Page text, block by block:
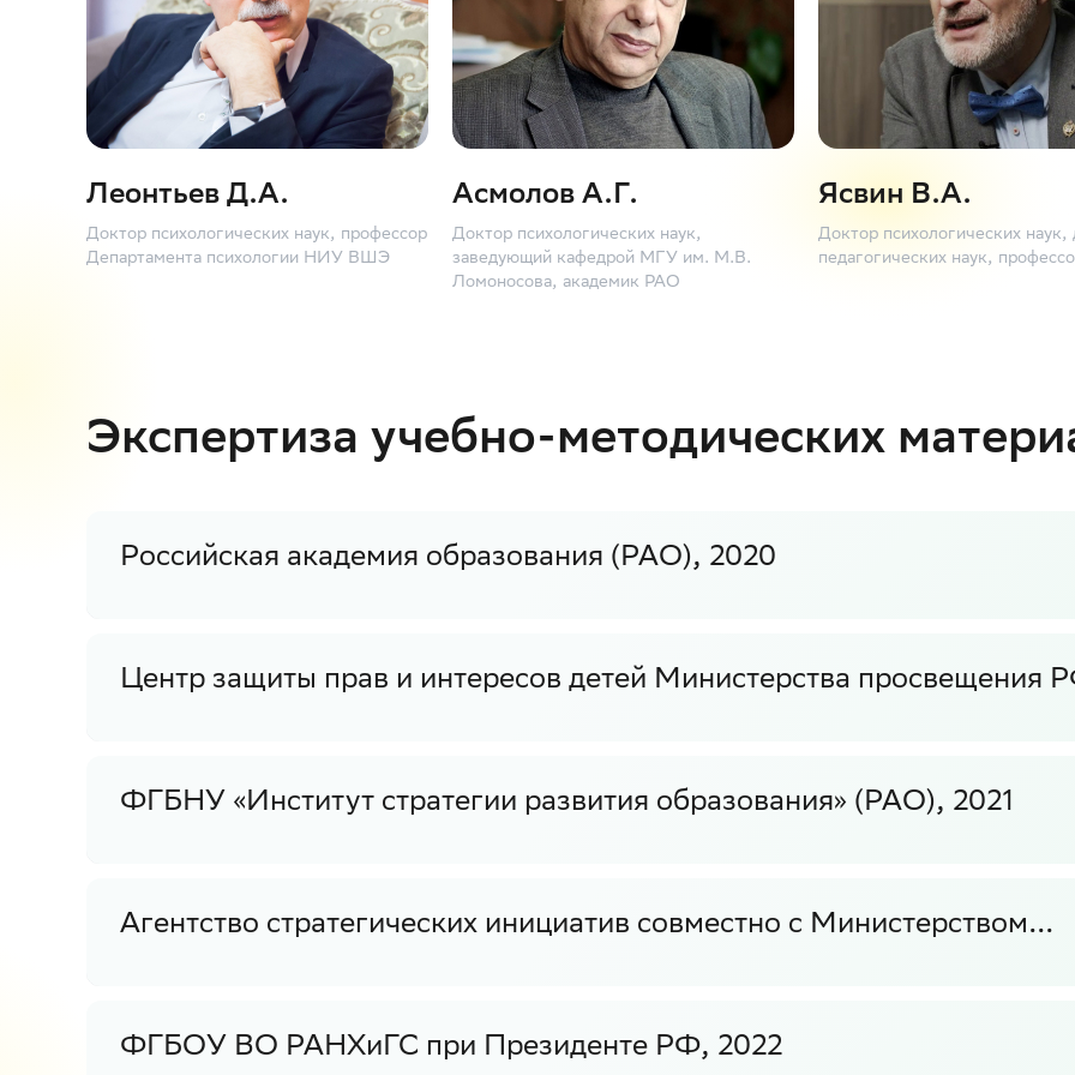
Леонтьев Д.А.
Доктор психологических наук, профессор
Департамента психологии НИУ ВШЭ
Асмолов А.Г.
Доктор психологических наук,
заведующий кафедрой МГУ им. М.В.
Ломоносова, академик РАО
Ясвин В.А.
Доктор психологических наук,
педагогических наук,
Экспертиза учебно-методических
Российская академия образования (РАО), 2020
Центр защиты прав и интересов детей Министерства просвещения
ФГБНУ «Институт стратегии развития образования» (РАО), 2021
Агентство стратегических инициатив совместно с Министерством...
ФГБОУ ВО РАНХиГС при Президенте РФ, 2022